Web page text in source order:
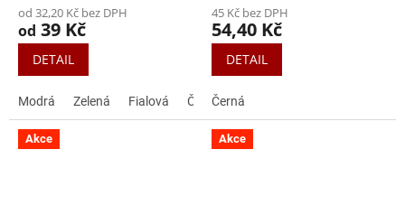
od 32,20 Kč bez DPH
od 39 Kč
DETAIL
Modrá Zelená Fialová Černá Červená
45 Kč bez DPH
54,40 Kč
DETAIL
Černá
Akce Akce